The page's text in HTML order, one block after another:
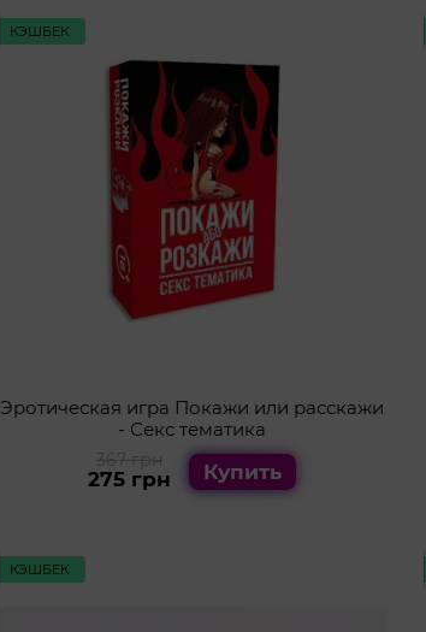
КЭШБЕК
Эротическая игра Покажи или расскажи
- Секс тематика
367 грн
275 грн Купить
КЭШБЕК